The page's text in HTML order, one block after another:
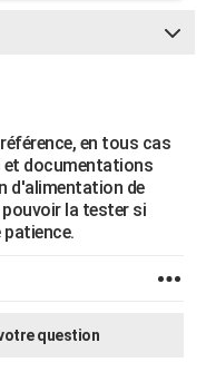
en tous cas
et documentations
d'alimentation de
la tester si
question